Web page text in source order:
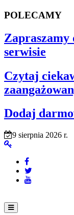
POLECAMY
Zapraszamy
serwisie
Czytaj
Dodaj
9 sierpnia 2026 r.